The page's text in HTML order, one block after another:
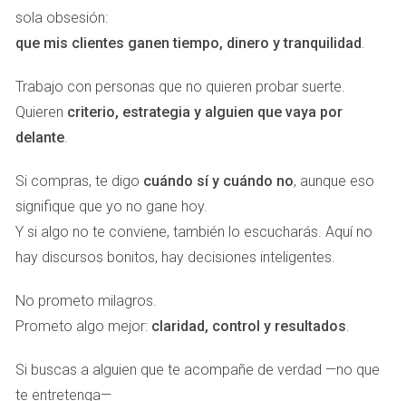
social.
notario.
Málaga.
Darse de alta en la Agencia Tributaria y Seguridad
Social si habrá empleados.
Aspectos financieros y bancarios
Los bancos españoles exigen
pedirán información sobre el origen de los fondos, tu
actividad y, en muchos casos, referencias bancarias
residentes suelen tener una fiscalidad específica (Impuesto
de Sociedades 25%).
Casos prácticos
sola obsesión:
que mis clientes ganen tiempo, dinero y tranquilidad.
Trabajo con personas que no quieren probar suerte.
Quieren criterio, estrategia y alguien que vaya por
delante.
Si compras, te digo cuándo sí y cuándo no, aunque eso
signifique que yo no gane hoy.
Y si algo no te conviene, también lo escucharás. Aquí no
hay discursos bonitos, hay decisiones inteligentes.
No prometo milagros.
Prometo algo mejor: claridad, control y resultados.
Si buscas a alguien que te acompañe de verdad —no que
te entretenga—